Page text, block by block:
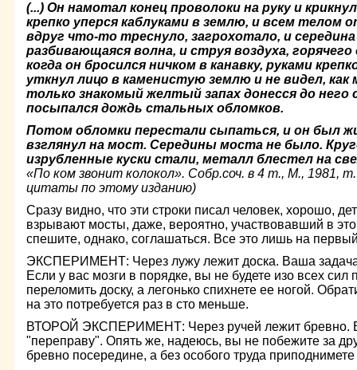
(...) Он намотал конец проволоки на руку и
крепко уперся каблуками в землю, и всем телом
вдруг что-то треснуло, загрохо­тало, и
разбивающаяся волна, и струя воздуха,
когда он бросился ничком в канавку, руками
уткнул лицо в каменистую землю и не видел,
только знакомый желтый запах донесся до него
посыпался дождь стальных обломков.
Потом обломки перестали сыпаться, и он был
взглянул на мост. Середины моста не было.
изрубленные куски стали, металл блестел на
«По ком звонит колокол». Собр.соч. в 4 т., М., 1981,
цитаты по этому изданию)
Сразу видно, что эти строки писал человек, хорошо,
взрывают мосты, даже, вероятно, участвовавший в
спешите, однако, соглашаться. Все это лишь на
ЭКСПЕРИМЕНТ: Через лужу лежит доска. Ваша
Если у вас мозги в порядке, вы не будете изо всех сил
переломить доску, а легонько спихнете ее ногой.
на это потребуется раз в сто меньше.
ВТОРОЙ ЭКСПЕРИМЕНТ: Через ручей лежит бревно.
"переправу". Опять же, надеюсь, вы не побежите за
бревно посередине, а без особого труда